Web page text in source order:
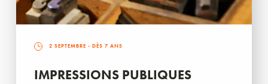
2 SEPTEMBRE - DÈS 7 ANS
IMPRESSIONS PUBLIQUES